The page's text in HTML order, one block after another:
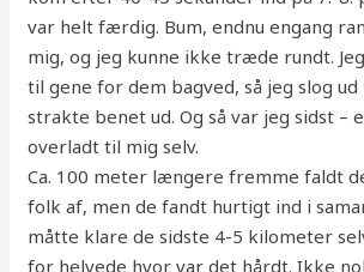
var helt færdig. Bum, endnu engang
mig, og jeg kunne ikke træde rundt.
til gene for dem bagved, så jeg slog
strakte benet ud. Og så var jeg sidst –
overladt til mig selv.
Ca. 100 meter længere fremme faldt
folk af, men de fandt hurtigt ind i
måtte klare de sidste 4-5 kilometer
for helvede hvor var det hårdt. Ikke